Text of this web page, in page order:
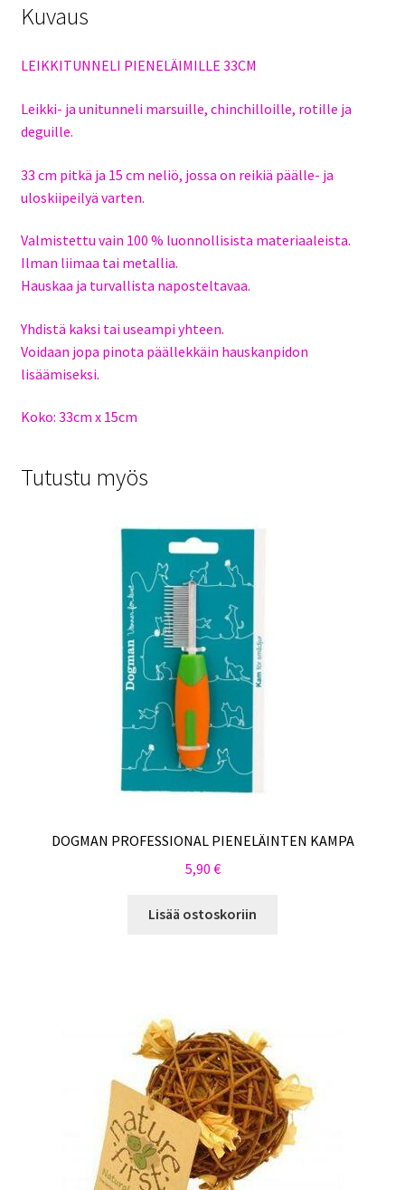
Kuvaus
LEIKKITUNNELI PIENELÄIMILLE 33CM
Leikki- ja unitunneli marsuille, chinchilloille, rotille ja
deguille.
33 cm pitkä ja 15 cm neliö, jossa on reikiä päälle- ja
uloskiipeilyä varten.
Valmistettu vain 100 % luonnollisista materiaaleista.
Ilman liimaa tai metallia.
Hauskaa ja turvallista naposteltavaa.
Yhdistä kaksi tai useampi yhteen.
Voidaan jopa pinota päällekkäin hauskanpidon
lisäämiseksi.
Koko: 33cm x 15cm
Tutustu myös
DOGMAN PROFESSIONAL PIENELÄINTEN KAMPA
5,90 €
Lisää ostoskoriin